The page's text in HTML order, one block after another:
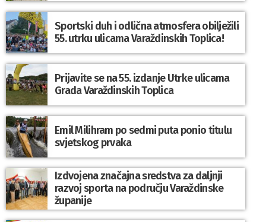
Sportski duh i odlična atmosfera obilježili
55. utrku ulicama Varaždinskih Toplica!
Prijavite se na 55. izdanje Utrke ulicama
Grada Varaždinskih Toplica
Emil Milihram po sedmi puta ponio titulu
svjetskog prvaka
Izdvojena značajna sredstva za daljnji
razvoj sporta na području Varaždinske
županije